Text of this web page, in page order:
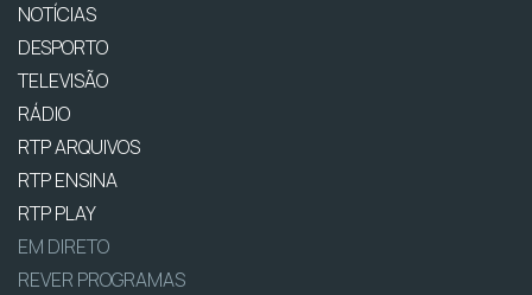
NOTÍCIAS
DESPORTO
TELEVISÃO
RÁDIO
RTP ARQUIVOS
RTP ENSINA
RTP PLAY
EM DIRETO
REVER PROGRAMAS